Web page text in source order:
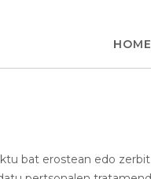
HOME
bat erostean edo